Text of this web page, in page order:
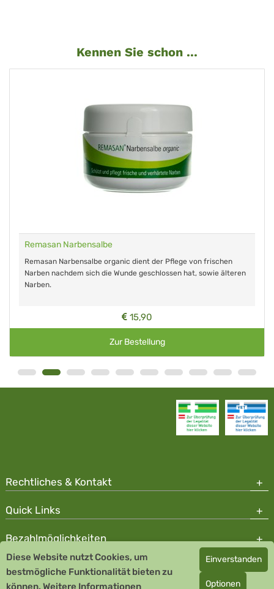
Kennen Sie schon ...
Remasan Narbensalbe
Remasan Narbensalbe organic dient der Pflege von frischen
Narben nachdem sich die Wunde geschlossen hat, sowie älteren
Narben.
15,90
Zur Bestellung
Rechtliches & Kontakt
Quick Links
Bezahlmöglichkeiten
Copyright © 2026 Team Santé Salvator Apotheke - GDP zertifiziert
Remedia Homöopathie GmbH GMP zertifizierter Arzneihersteller
Diese Website nutzt Cookies, um
bestmögliche Funktionalität bieten zu
können. Weitere Informationen
Einverstanden
Optionen